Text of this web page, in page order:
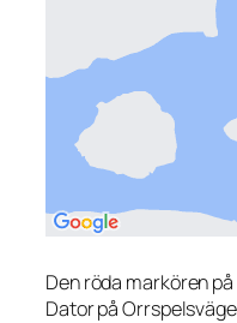
Den röda markören
Dator på